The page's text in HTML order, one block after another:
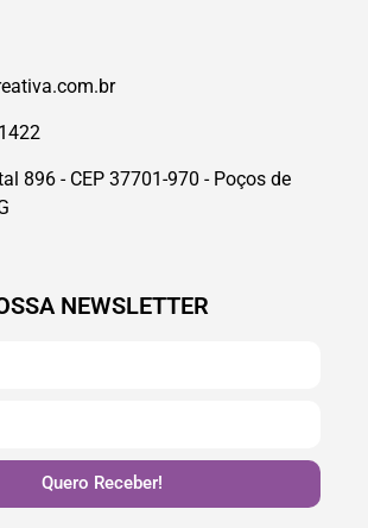
896 - CEP 37701-970 - Poços de
NEWSLETTER
Quero Receber!